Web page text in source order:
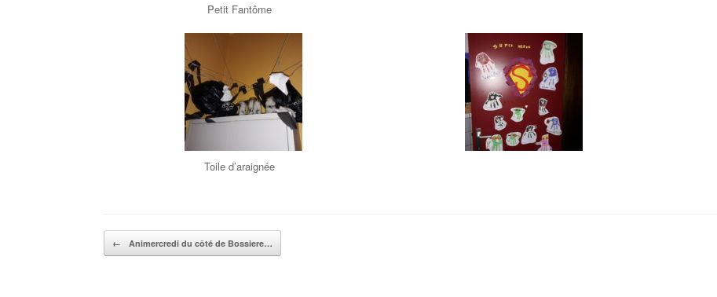
Petit Fantôme
Toile d’araignée
Post navigation
← Animercredi du côté de Bossiere…